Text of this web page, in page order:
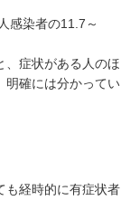
感染者の11.7～
症状がある人のほ
明確には分かってい
も経時的に有症状者